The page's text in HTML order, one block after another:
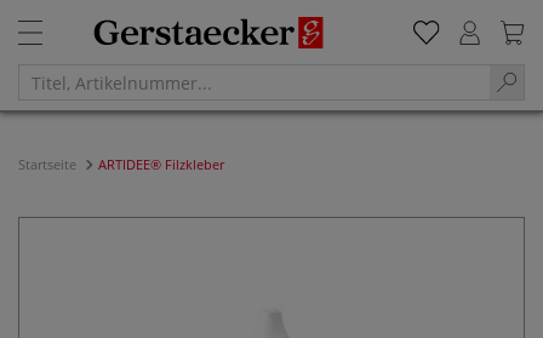
Startseite ARTIDEE® Filzkleber